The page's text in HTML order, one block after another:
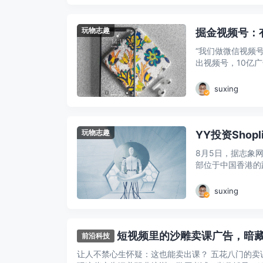
玩物志趣 掘金视频号：
“我们做微信视频
出视频号，10亿
suxing
玩物志趣 YY投资
8月5日，据志象
部位于中国香港
suxing
前沿科技 短视频里的沙雕卖课广告，暗
让人不禁心生怀疑：这也能卖出课？ 五花八门的